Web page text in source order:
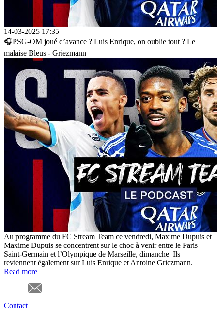
14-03-2025 17:35
🎧PSG-OM joué d’avance ? Luis Enrique, on oublie tout ? Le
malaise Bleus - Griezmann
Au programme du FC Stream Team ce vendredi, Maxime Dupuis et
Maxime Dupuis se concentrent sur le choc à venir entre le Paris
Saint-Germain et l’Olympique de Marseille, dimanche. Ils
reviennent également sur Luis Enrique et Antoine Griezmann.
Read more
Contact